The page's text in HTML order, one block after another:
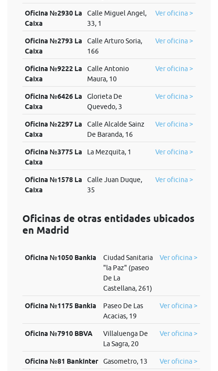
Oficina №2930 La
Caixa
Calle Miguel Angel,
33, 1
Ver oficina >
Oficina №2793 La
Caixa
Calle Arturo Soria,
166
Ver oficina >
Oficina №9222 La
Caixa
Calle Antonio
Maura, 10
Ver oficina >
Oficina №6426 La
Caixa
Glorieta De
Quevedo, 3
Ver oficina >
Oficina №2297 La
Caixa
Calle Alcalde Sainz
De Baranda, 16
Ver oficina >
Oficina №3775 La
Caixa
La Mezquita, 1 Ver oficina >
Oficina №1578 La
Caixa
Calle Juan Duque,
35
Ver oficina >
Oficinas de otras entidades ubicados
en Madrid
Oficina №1050 Bankia
Ciudad Sanitaria
"la Paz" (paseo
De La
Castellana, 261)
Ver oficina >
Oficina №1175 Bankia
Paseo De Las
Acacias, 19
Ver oficina >
Oficina №7910 BBVA
Villaluenga De
La Sagra, 20
Ver oficina >
Oficina №81 Bankinter Gasometro, 13 Ver oficina >